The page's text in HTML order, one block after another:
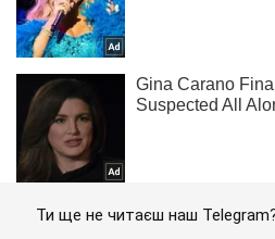
Ти ще не читаєш наш